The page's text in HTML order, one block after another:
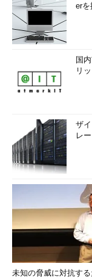
erを
国
リ
ザ
レ
未知の脅威に対抗す